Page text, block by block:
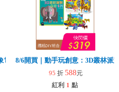
電子琴8/6開買｜動手玩創意：3D叢林派
95 折 588元
紅利 1 點